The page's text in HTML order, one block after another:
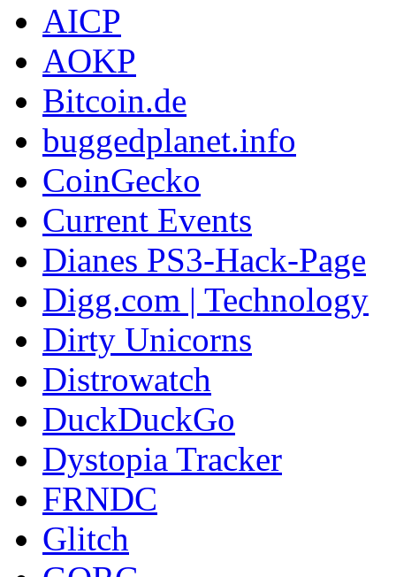
AICP
AOKP
Bitcoin.de
buggedplanet.info
CoinGecko
Current Events
Dianes PS3-Hack-Page
Digg.com | Technology
Dirty Unicorns
Distrowatch
DuckDuckGo
Dystopia Tracker
FRNDC
Glitch